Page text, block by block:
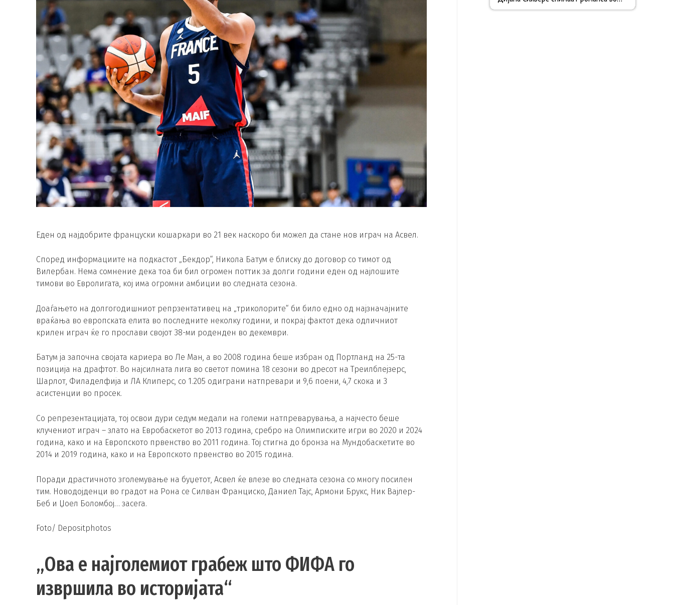
Еден од најдобрите француски кошаркари во 21 век наскоро би можел да стане нов играч на Асвел.
Според информациите на подкастот „Бекдор“, Никола Батум е блиску до договор со тимот од
Вилербан. Нема сомнение дека тоа би бил огромен поттик за долги години еден од најлошите
тимови во Евролигата, кој има огромни амбиции во следната сезона.
Доаѓањето на долгогодишниот репрзентативец на „триколорите“ би било едно од најзначајните
враќања во европската елита во последните неколку години, и покрај фактот дека одличниот
крилен играч ќе го прослави својот 38-ми роденден во декември.
Батум ја започна својата кариера во Ле Ман, а во 2008 година беше избран од Портланд на 25-та
позиција на драфтот. Во најсилната лига во светот помина 18 сезони во дресот на Треилблејзерс,
Шарлот, Филаделфија и ЛА Клиперс, со 1.205 одиграни натпревари и 9,6 поени, 4,7 скока и 3
асистенции во просек.
Со репрезентацијата, тој освои дури седум медали на големи натпреварувања, а најчесто беше
клучениот играч – злато на Евробаскетот во 2013 година, сребро на Олимписките игри во 2020 и 2024
година, како и на Европското првенство во 2011 година. Тој стигна до бронза на Мундобаскетите во
2014 и 2019 година, како и на Европското првенство во 2015 година.
Поради драстичното зголемување на буџетот, Асвел ќе влезе во следната сезона со многу посилен
тим. Новодојденци во градот на Рона се Силван Франциско, Даниел Тајс, Армони Брукс, Ник Вајлер-
Беб и Џоел Боломбој… засега.
Foto/ Depositphotos
„Ова е најголемиот грабеж што ФИФА го
извршила во историјата“